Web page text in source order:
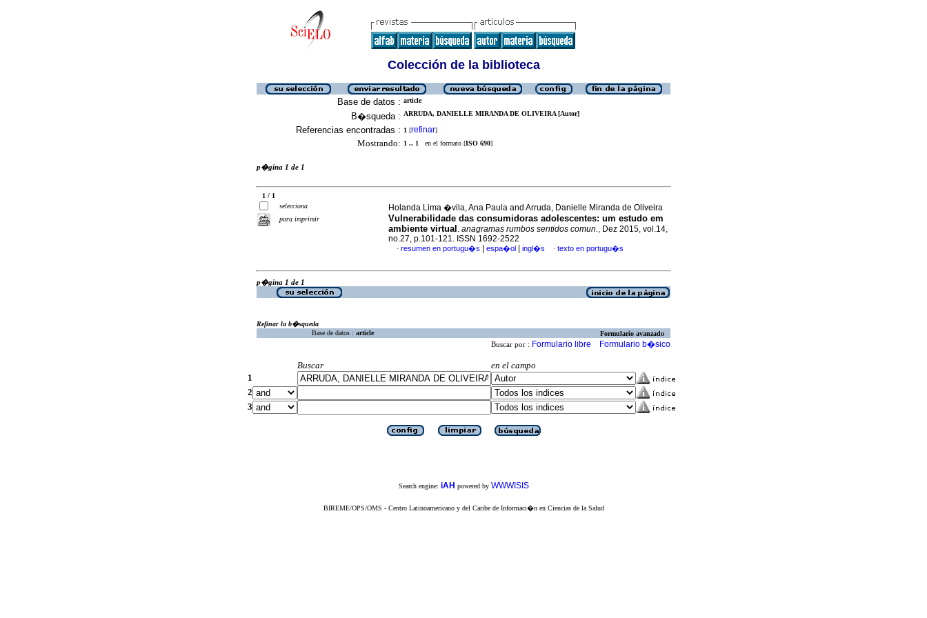
Colección de la biblioteca
Base de datos : article
B�squeda : ARRUDA, DANIELLE MIRANDA DE OLIVEIRA [Autor]
Referencias encontradas : 1 [refinar]
Mostrando: 1 .. 1 en el formato [ISO 690]
p�gina 1 de 1
1 / 1
selecciona
para imprimir
Holanda Lima �vila, Ana Paula and Arruda, Danielle Miranda de Oliveira
Vulnerabilidade das consumidoras adolescentes: um estudo em
ambiente virtual . anagramas rumbos sentidos comun., Dez 2015, vol.14,
no.27, p.101-121. ISSN 1692-2522
· resumen en portugu�s espa�ol ingl�s · texto en portugu�s
p�gina 1 de 1
Refinar la b�squeda
Base de datos : article Formulario avanzado
Buscar por : Formulario libre Formulario b�sico
Buscar
en el campo
1
2
3
Search engine: iAH powered by WWWISIS
BIREME/OPS/OMS - Centro Latinoamericano y del Caribe de Informaci�n en Ciencias de la Salud